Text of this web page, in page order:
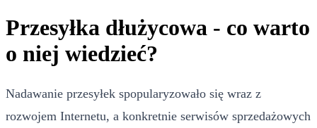
Przesyłka dłużycowa - co warto
o niej wiedzieć?
Nadawanie przesyłek spopularyzowało się wraz z
rozwojem Internetu, a konkretnie serwisów sprzedażowych